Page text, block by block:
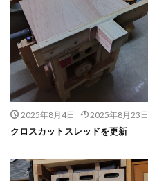
2025年8月4日 2025年8月23日
クロスカットスレッドを更新